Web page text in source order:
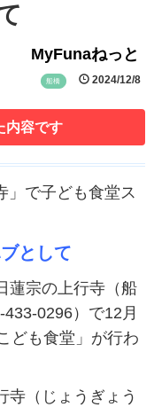
MyFunaねっと
船橋 2024/12/8
内容です
」で子ども食堂ス
として
蓮宗の上行寺（船
0296）で12月
ども食堂」が行わ
（じょうぎょう